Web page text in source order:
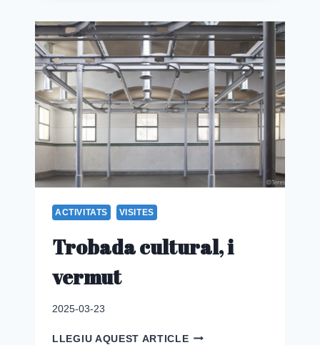
ACTIVITATS VISITES
Trobada cultural, i
vermut
2025-03-23
LLEGIU AQUEST ARTICLETROBADA